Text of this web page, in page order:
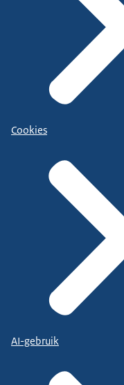
Cookies
AI-gebruik